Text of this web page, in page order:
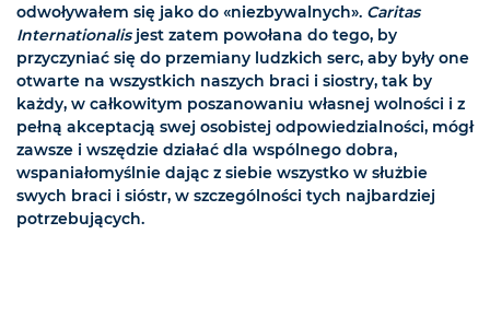
odwoływałem się jako do «niezbywalnych». Caritas
Internationalisjest zatem powołana do tego, by
przyczyniać się do przemiany ludzkich serc, aby były one
otwarte na wszystkich naszych braci i siostry, tak by
każdy, w całkowitym poszanowaniu własnej wolności i z
pełną akceptacją swej osobistej odpowiedzialności, mógł
zawsze i wszędzie działać dla wspólnego dobra,
wspaniałomyślnie dając z siebie wszystko w służbie
swych braci i sióstr, w szczególności tych najbardziej
potrzebujących.